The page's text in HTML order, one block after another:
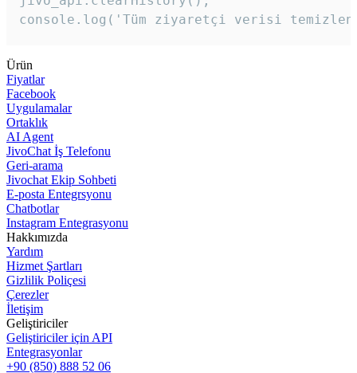
console.log('Tüm ziyaretçi verisi
Ürün
Fiyatlar
Facebook
Uygulamalar
Ortaklık
AI Agent
JivoChat İş Telefonu
Geri-arama
Jivochat Ekip Sohbeti
E-posta Entegrsyonu
Chatbotlar
Instagram Entegrasyonu
Hakkımızda
Yardım
Hizmet Şartları
Gizlilik Poliçesi
Çerezler
İletişim
Geliştiriciler
Geliştiriciler için API
Entegrasyonlar
+90 (850) 888 52 06